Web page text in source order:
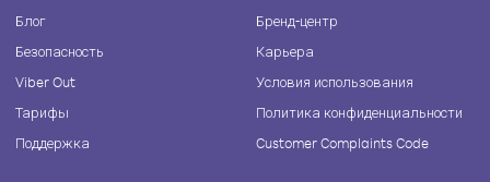
Блог
Безопасность
Viber Out
Тарифы
Поддержка
Бренд-центр
Карьера
Условия использования
Политика конфиденциальности
Customer Complaints Code